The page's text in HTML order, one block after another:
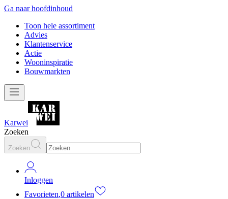
Ga naar hoofdinhoud
Toon hele assortiment
Advies
Klantenservice
Actie
Wooninspiratie
Bouwmarkten
Karwei
Zoeken
Zoeken
Inloggen
Favorieten,0 artikelen